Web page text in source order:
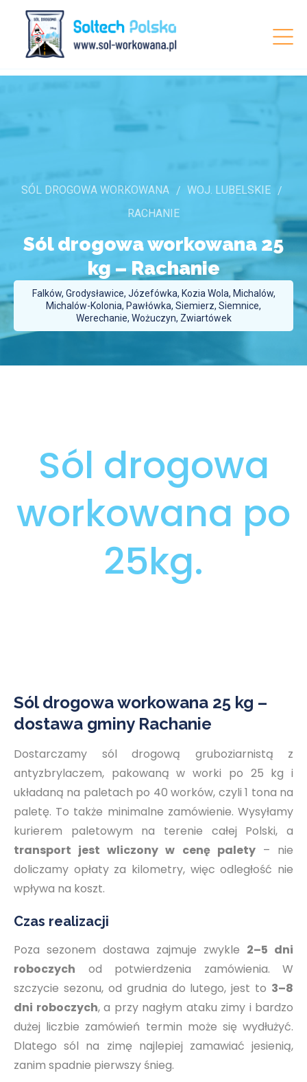
SÓL DROGOWA WORKOWANA
WOJ. LUBELSKIE
RACHANIE
Sól drogowa workowana 25
kg –Rachanie
Falków, Grodysławice, Józefówka, Kozia Wola, Michalów,
Michalów-Kolonia, Pawłówka, Siemierz, Siemnice,
Werechanie, Wożuczyn, Zwiartówek
Sól drogowa
workowana po
25kg.
Sól drogowa workowana 25 kg –
dostawa gminy Rachanie
Dostarczamy sól drogową gruboziarnistą z
antyzbrylaczem, pakowaną w worki po 25 kg i
układaną na paletach po 40 worków, czyli 1 tona na
paletę. To także minimalne zamówienie. Wysyłamy
kurierem paletowym na terenie całej Polski, a
transport jest wliczony w cenę palety– nie
doliczamy opłaty za kilometry, więc odległość nie
wpływa na koszt.
Czas realizacji
Poza sezonem dostawa zajmuje zwykle 2–5 dni
roboczych od potwierdzenia zamówienia. W
szczycie sezonu, od grudnia do lutego, jest to 3–8
dni roboczych, a przy nagłym ataku zimy i bardzo
dużej liczbie zamówień termin może się wydłużyć.
Dlatego sól na zimę najlepiej zamawiać jesienią,
zanim spadnie pierwszy śnieg.